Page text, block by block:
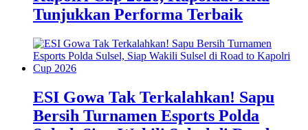
Tunjukkan Performa Terbaik
ESI Gowa Tak Terkalahkan! Sapu
Bersih Turnamen Esports Polda